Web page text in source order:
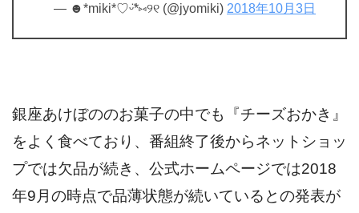
— ☻*miki*♡ᵕ̈*⑅୨୧ (@jyomiki) 2018年10月3日
銀座あけぼののお菓子の中でも『チーズおかき』
をよく食べており、番組終了後からネットショッ
プでは欠品が続き、公式ホームページでは2018
年9月の時点で品薄状態が続いているとの発表が